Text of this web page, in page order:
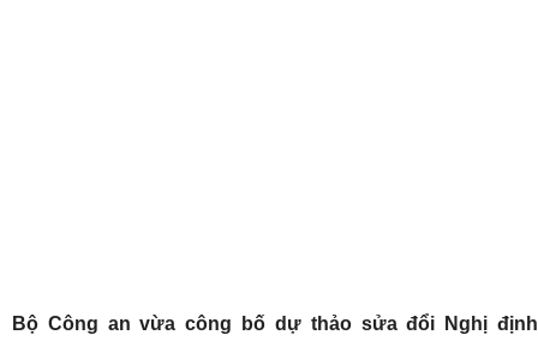
Bộ Công an vừa công bố dự thảo sửa đổi Nghị định